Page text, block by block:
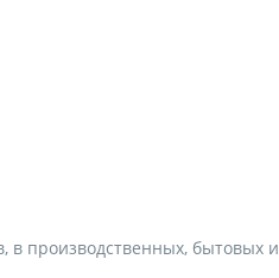
в производственных, бытовых и